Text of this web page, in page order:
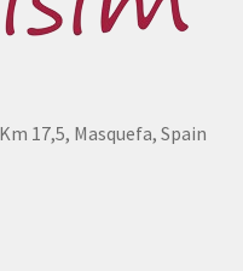
17,5, Masquefa, Spain